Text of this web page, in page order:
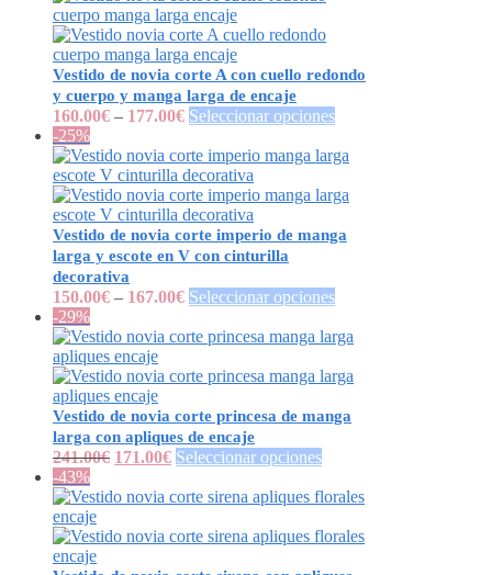
Vestido de novia corte A con cuello redondo
y cuerpo y manga larga de encaje
160.00€ – 177.00€ Seleccionar opciones
-25%
Vestido de novia corte imperio de manga
larga y escote en V con cinturilla
decorativa
150.00€ – 167.00€ Seleccionar opciones
-29%
Vestido de novia corte princesa de manga
larga con apliques de encaje
241.00€ 171.00€ Seleccionar opciones
-43%